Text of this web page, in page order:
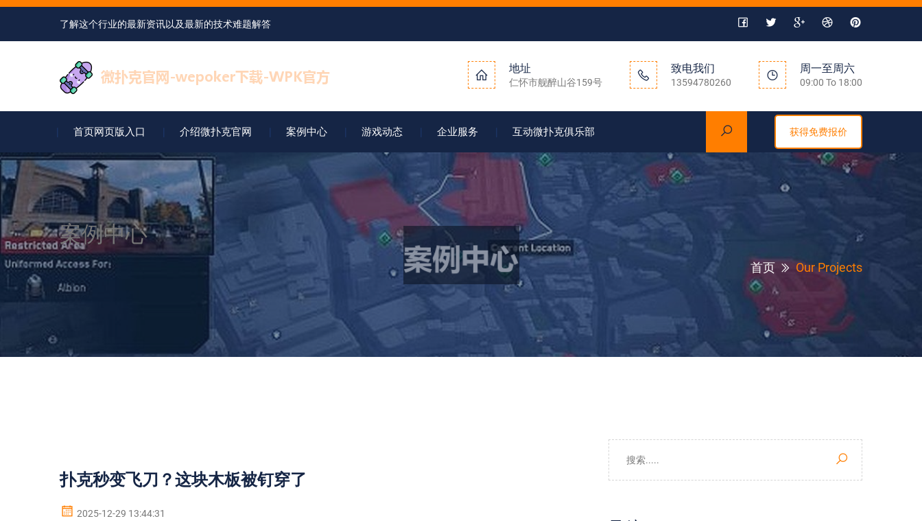
了解这个行业的最新资讯以及最新的技术难题解答
地址
仁怀市舰醉山谷159号
致电我们
13594780260
周一至周六
09:00 To 18:00
首页网页版入口 介绍微扑克官网 案例中心 游戏动态 企业服务 互动微扑克俱乐部 获得免费报价
案例中心
首页 Our Projects
扑克秒变飞刀？这块木板被钉穿了
2025-12-29 13:44:31